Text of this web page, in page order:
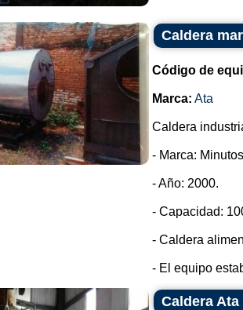
Caldera
Código de
Marca: Ata
Caldera
- Marca:
- Año: 2000.
- Capacidad:
- Caldera
- El equipo
Caldera Ata